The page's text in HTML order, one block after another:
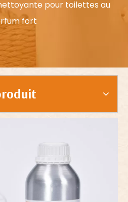
pour toilettes au
fort